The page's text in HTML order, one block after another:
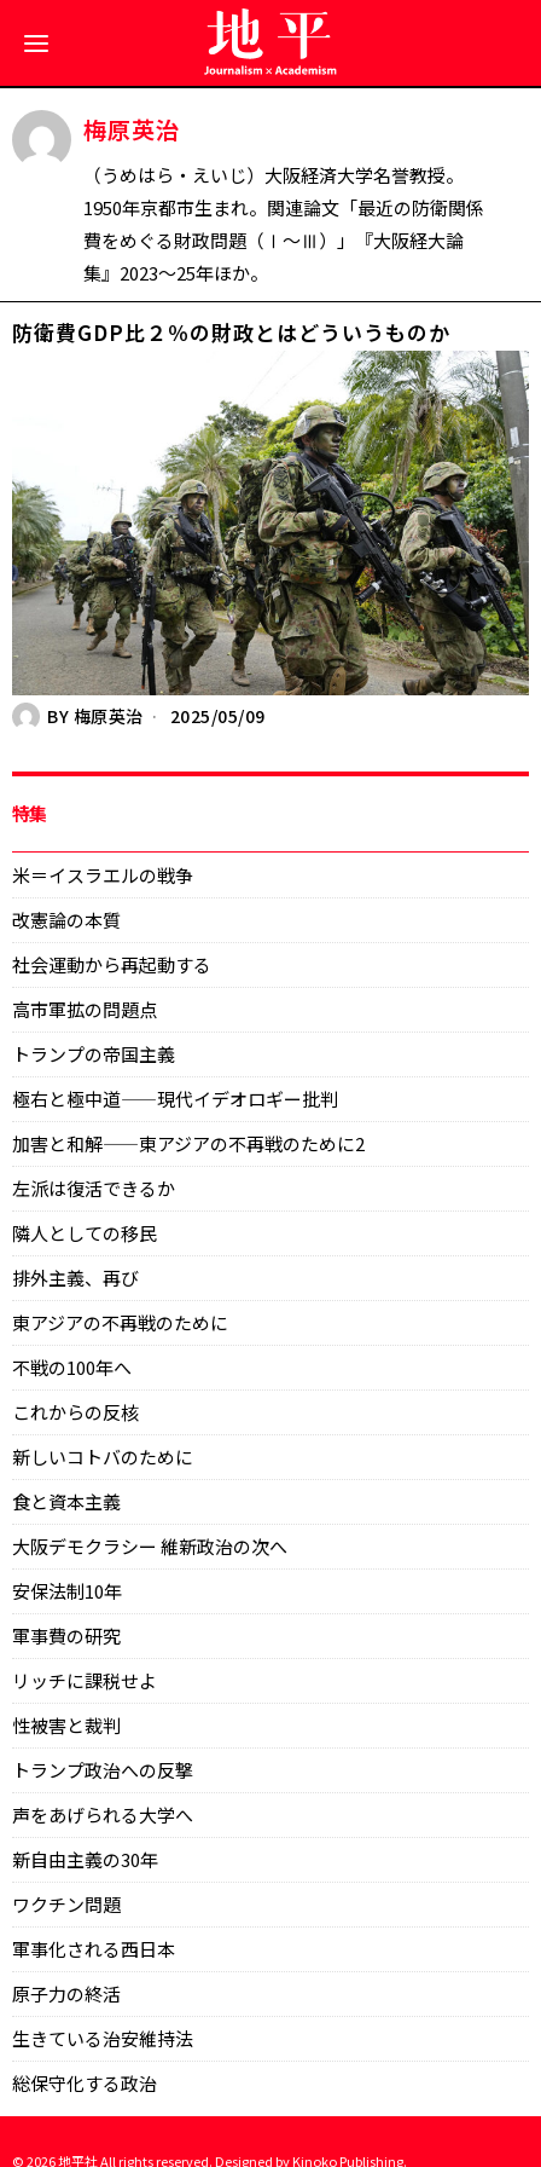
梅原英治
（うめはら・えいじ）大阪経済大学名誉教授。
1950年京都市生まれ。関連論文「最近の防衛関係
費をめぐる財政問題（Ⅰ～Ⅲ）」『大阪経大論
集』2023～25年ほか。
防衛費GDP比２％の財政とはどういうものか
BY 梅原英治 2025/05/09
特集
米＝イスラエルの戦争
改憲論の本質
社会運動から再起動する
高市軍拡の問題点
トランプの帝国主義
極右と極中道——現代イデオロギー批判
加害と和解——東アジアの不再戦のために2
左派は復活できるか
隣人としての移民
排外主義、再び
東アジアの不再戦のために
不戦の100年へ
これからの反核
新しいコトバのために
食と資本主義
大阪デモクラシー 維新政治の次へ
安保法制10年
軍事費の研究
リッチに課税せよ
性被害と裁判
トランプ政治への反撃
声をあげられる大学へ
新自由主義の30年
ワクチン問題
軍事化される西日本
原子力の終活
生きている治安維持法
総保守化する政治
©2026地平社 All rights reserved. Designed byKinoko Publishing.